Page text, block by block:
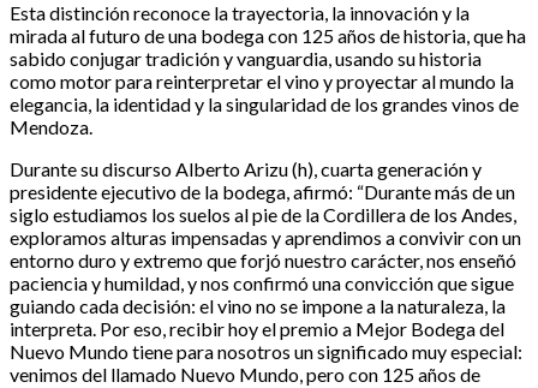
Esta distinción reconoce la trayectoria, la innovación y la
mirada al futuro de una bodega con 125 años de historia, que ha
sabido conjugar tradición y vanguardia, usando su historia
como motor para reinterpretar el vino y proyectar al mundo la
elegancia, la identidad y la singularidad de los grandes vinos de
Mendoza.
Durante su discurso Alberto Arizu (h), cuarta generación y
presidente ejecutivo de la bodega, afirmó: “Durante más de un
siglo estudiamos los suelos al pie de la Cordillera de los Andes,
exploramos alturas impensadas y aprendimos a convivir con un
entorno duro y extremo que forjó nuestro carácter, nos enseñó
paciencia y humildad, y nos confirmó una convicción que sigue
guiando cada decisión: el vino no se impone a la naturaleza, la
interpreta. Por eso, recibir hoy el premio a Mejor Bodega del
Nuevo Mundo tiene para nosotros un significado muy especial:
venimos del llamado Nuevo Mundo, pero con 125 años de